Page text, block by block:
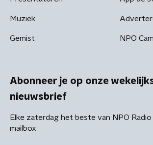
Muziek
Gemist NPO
Abonneer je op onze
nieuwsbrief
Elke zaterdag het beste van NPO Radio
mailbox